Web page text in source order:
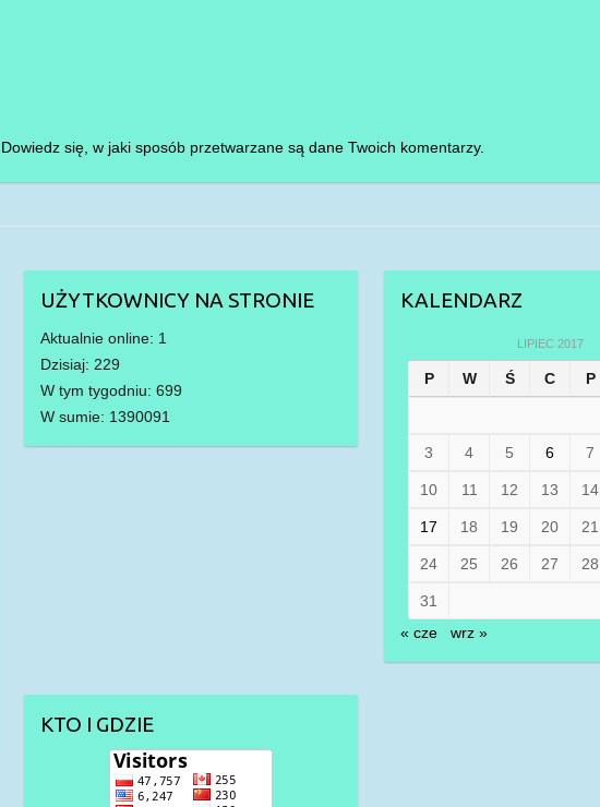
Dowiedz się, w jaki sposób przetwarzane są dane Twoich komentarzy.
UŻYTKOWNICY NA STRONIE
Aktualnie online: 1
Dzisiaj: 229
W tym tygodniu: 699
W sumie: 1390091
KALENDARZ
LIPIEC 2017
P W Ś C P
3 4 5 6 7
10 11 12 13 14
17 18 19 20 21
24 25 26 27 28
31
« cze
wrz »
KTO I GDZIE